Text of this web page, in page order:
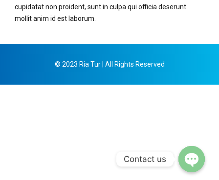
cupidatat non proident, sunt in culpa qui officia deserunt
mollit anim id est laborum.
© 2023 Ria Tur | All Rights Reserved
Contact us